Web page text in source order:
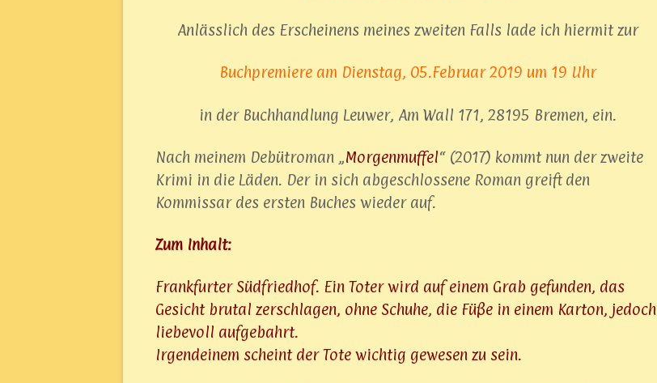
Anlässlich des Erscheinens meines zweiten Falls lade ich hiermit zur
Buchpremiere am Dienstag, 05.Februar 2019 um 19 Uhr
in der Buchhandlung Leuwer, Am Wall 171, 28195 Bremen, ein.
Nach meinem Debütroman „Morgenmuffel“ (2017) kommt nun der zweite
Krimi in die Läden. Der in sich abgeschlossene Roman greift den
Kommissar des ersten Buches wieder auf.
Zum Inhalt:
Frankfurter Südfriedhof. Ein Toter wird auf einem Grab gefunden, das
Gesicht brutal zerschlagen, ohne Schuhe, die Füße in einem Karton, jedoch
liebevoll aufgebahrt.
Irgendeinem scheint der Tote wichtig gewesen zu sein.